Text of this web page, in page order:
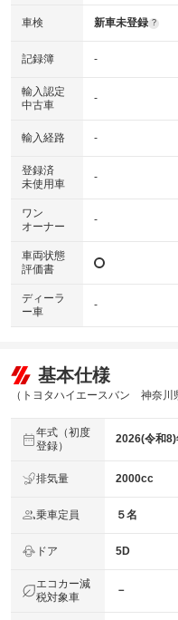
車検 新車未登録 ?
記録簿 -
輸入認定
中古車
-
輸入経路 -
登録済
未使用車
-
ワン
オーナー
-
車両状態
評価書
ディーラ
ー車
-
基本仕様
（トヨタハイエースバン 神奈川
年式（初度
登録）
2026(令和8)
排気量 2000cc
乗車定員 ５名
ドア 5D
エコカー減
税対象車
－